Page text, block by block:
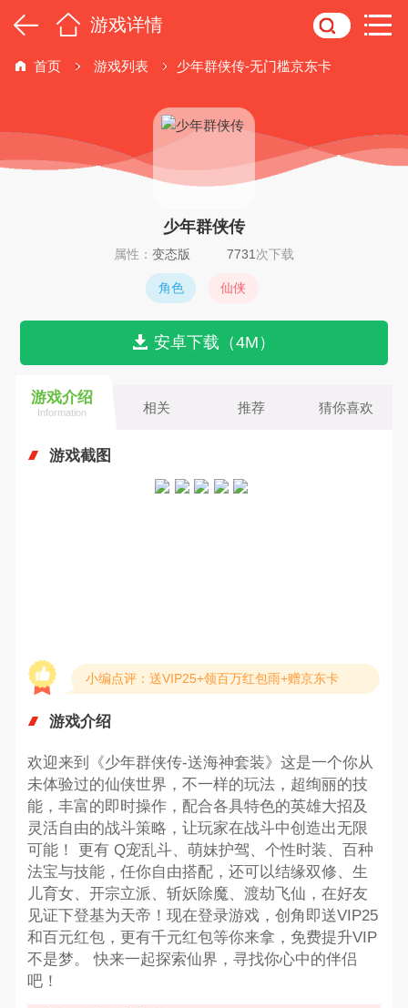
游戏详情
首页 游戏列表 少年群侠传-无门槛京东卡
少年群侠传
属性： 变态版 7731 次下载
角色 仙侠
安卓下载（4M）
游戏介绍
Information 相关 推荐 猜你喜欢
游戏截图
小编点评：送VIP25+领百万红包雨+赠京东卡
游戏介绍
欢迎来到《少年群侠传-送海神套装》这是一个你从
未体验过的仙侠世界，不一样的玩法，超绚丽的技
能，丰富的即时操作，配合各具特色的英雄大招及
灵活自由的战斗策略，让玩家在战斗中创造出无限
可能！ 更有 Q宠乱斗、萌妹护驾、个性时装、百种
法宝与技能，任你自由搭配，还可以结缘双修、生
儿育女、开宗立派、斩妖除魔、渡劫飞仙，在好友
见证下登基为天帝！现在登录游戏，创角即送VIP25
和百元红包，更有千元红包等你来拿，免费提升VIP
不是梦。 快来一起探索仙界，寻找你心中的伴侣
吧！